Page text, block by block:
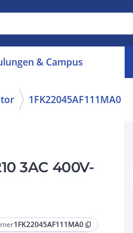
& Campus
1FK22045AF111MA0
3AC 400V-
1FK22045AF111MA0 content_copy